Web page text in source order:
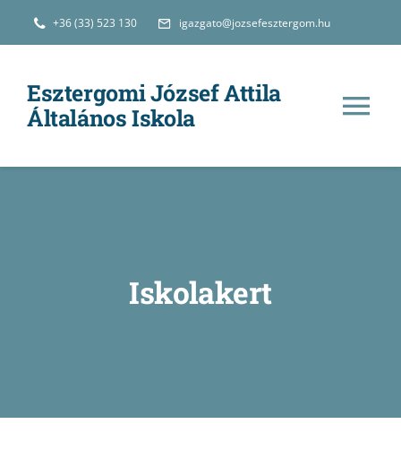
Kihagyás
+36 (33) 523 130 igazgato@jozsefesztergom.hu
Esztergomi József Attila
Általános Iskola
Iskolakert